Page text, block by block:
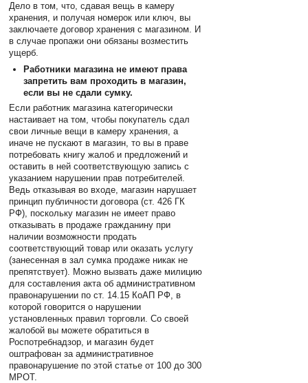
Дело в том, что, сдавая вещь в камеру
хранения, и получая номерок или ключ, вы
заключаете договор хранения с магазином. И
в случае пропажи они обязаны возместить
ущерб.
Работники магазина не имеют права
запретить вам проходить в магазин,
если вы не сдали сумку.
Если работник магазина категорически
настаивает на том, чтобы покупатель сдал
свои личные вещи в камеру хранения, а
иначе не пускают в магазин, то вы в праве
потребовать книгу жалоб и предложений и
оставить в ней соответствующую запись с
указанием нарушении прав потребителей.
Ведь отказывая во входе, магазин нарушает
принцип публичности договора (ст. 426 ГК
РФ), поскольку магазин не имеет право
отказывать в продаже гражданину при
наличии возможности продать
соответствующий товар или оказать услугу
(занесенная в зал сумка продаже никак не
препятствует). Можно вызвать даже милицию
для составления акта об административном
правонарушении по ст. 14.15 КоАП РФ, в
которой говорится о нарушении
установленных правил торговли. Со своей
жалобой вы можете обратиться в
Роспотребнадзор, и магазин будет
оштрафован за административное
правонарушение по этой статье от 100 до 300
МРОТ.